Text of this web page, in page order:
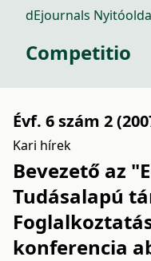
dEjournals
Competitio
Évf. 6 szám 2
Kari hírek
Bevezető az
Tudásalapú
konferencia